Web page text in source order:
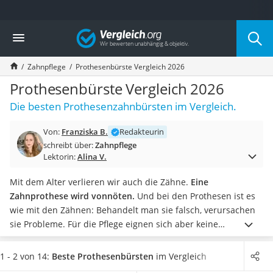
Die beliebtesten Vergleiche nach Kategorie
Drogerie
Inhalator
Haarschneider
Rollator
Braun Rasierer
Katzenklappe (Chip)
Masturbator
Massagepistole
Reisehaartrockner
Eiweißpulver
Magnesiumpräparat
Katzenklappe
Nackenmassagegerät
Zeckenschutz Katze
Vergleich
Zahnpflege Prothesenbürste Vergleich 2026
Prothesenbürste Vergleich 2026
Die besten Prothesenzahnbürsten im Vergleich.
Von: Franziska B.
Redakteurin
schreibt über:Zahnpflege
Lektorin:Alina V.
Mit dem Alter verlieren wir auch die Zähne. Eine
Zahnprothese wird vonnöten. Und bei den Prothesen ist es
wie mit den Zähnen: Behandelt man sie falsch, verursachen
sie Probleme. Für die Pflege eignen sich aber keine
herkömmlichenZahnbürsten, sondern Prothesenbürsten. Bei
Prothesenbürsten kommt es insbesondere auf den Griff und
1 - 2 von 14: Beste Prothesenbürsten im Vergleich